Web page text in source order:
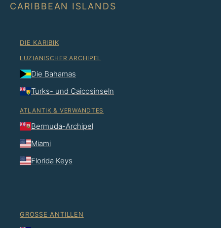
CARIBBEAN ISLANDS
DIE KARIBIK
LUZIANISCHER ARCHIPEL
Die Bahamas
Turks- und Caicosinseln
ATLANTIK & VERWANDTES
Bermuda-Archipel
Miami
Florida Keys
GROSSE ANTILLEN